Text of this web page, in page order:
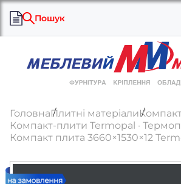
Пошук
ГоловнаПлитні матеріали
Компакт-плити Termopal ·
Компакт плита 3660×1530×12